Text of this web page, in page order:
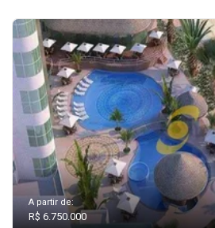
A partir de:
R$ 6.750.000